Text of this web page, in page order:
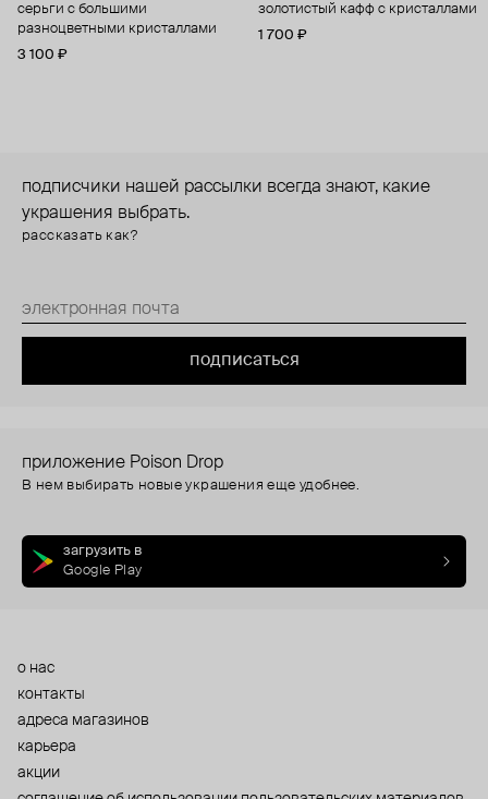
серьги с большими
разноцветными кристаллами
3 100 ₽
золотистый кафф с кристаллами
1 700 ₽
подписчики нашей рассылки всегда знают, какие
украшения выбрать.
рассказать как?
подписаться
приложение Poison Drop
В нем выбирать новые украшения еще удобнее.
загрузить в
Google Play
о нас
контакты
адреса магазинов
карьера
акции